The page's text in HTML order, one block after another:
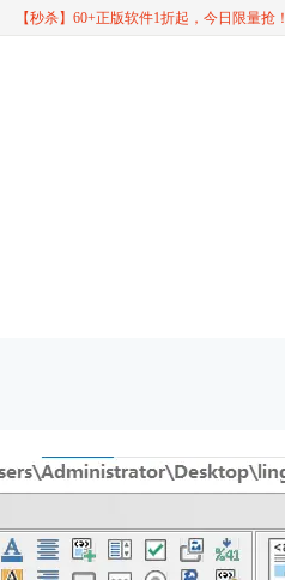
【秒杀】60+正版软件1折起，今日限量抢！